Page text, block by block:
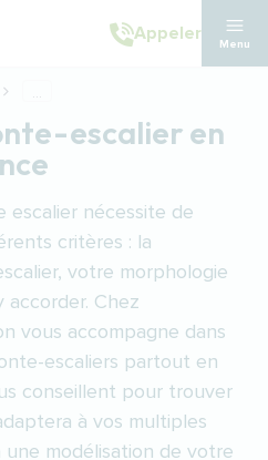
Appeler
Menu
...
escalier en
escalier nécessite de
critères : la
votre morphologie
Chez
vous accompagne dans
escaliers partout en
conseillent pour trouver
à vos multiples
modélisation de votre